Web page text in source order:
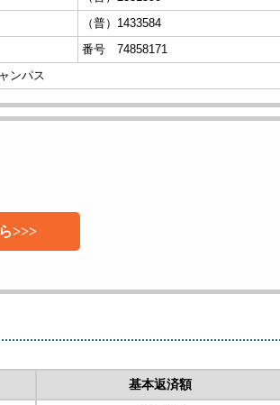
（普）1433584
番号 74858171
ンパス
>>>
基本返済額